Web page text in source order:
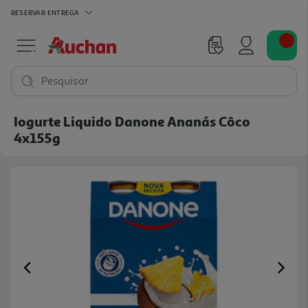
RESERVAR ENTREGA
Pesquisar
Iogurte Liquido Danone Ananás Côco
4x155g
Previous